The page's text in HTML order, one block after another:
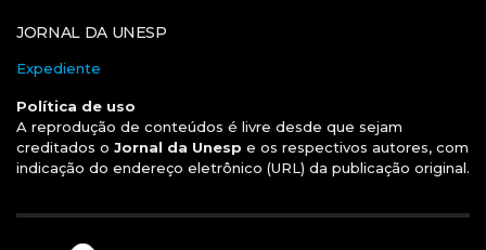
JORNAL DA UNESP
Expediente
Política de uso
A reprodução de conteúdos é livre desde que sejam
creditados o Jornal da Unesp e os respectivos autores, com
indicação do endereço eletrônico (URL) da publicação original.